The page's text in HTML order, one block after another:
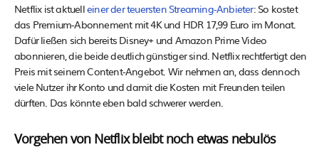
Netflix ist aktuelleiner der teuersten Streaming-Anbieter: So kostet
das Premium-Abonnement mit 4K und HDR 17,99 Euro im Monat.
Dafür ließen sich bereits Disney+ und Amazon Prime Video
abonnieren, die beide deutlich günstiger sind. Netflix rechtfertigt den
Preis mit seinem Content-Angebot. Wir nehmen an, dass dennoch
viele Nutzer ihr Konto und damit die Kosten mit Freunden teilen
dürften. Das könnte eben bald schwerer werden.
Vorgehen von Netflix bleibt noch etwas nebulös